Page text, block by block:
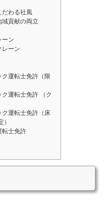
だわる社風
域貢献の両立
ーン
レーン
運転士免許（限
運転士免許 （ク
ク運転士免許（床
転士免許